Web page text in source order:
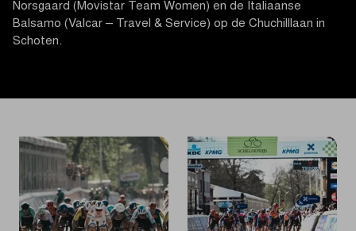
Norsgaard (Movistar Team Women) en de Italiaanse
Balsamo (Valcar – Travel & Service) op de Chuchilllaan in
Schoten.